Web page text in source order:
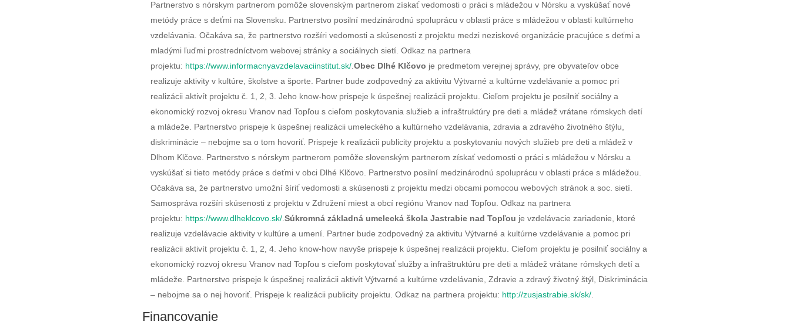
Partnerstvo s nórskym partnerom pomôže slovenským partnerom získať vedomosti o práci s mládežou v Nórsku a vyskúšať nové
metódy práce s deťmi na Slovensku. Partnerstvo posilní medzinárodnú spoluprácu v oblasti práce s mládežou v oblasti kultúrneho
vzdelávania. Očakáva sa, že partnerstvo rozšíri vedomosti a skúsenosti z projektu medzi neziskové organizácie pracujúce s deťmi a
mladými ľuďmi prostredníctvom webovej stránky a sociálnych sietí. Odkaz na partnera
projektu: https://www.informacnyavzdelavaciinstitut.sk/.Obec Dlhé Klčovo je predmetom verejnej správy, pre obyvateľov obce
realizuje aktivity v kultúre, školstve a športe. Partner bude zodpovedný za aktivitu Výtvarné a kultúrne vzdelávanie a pomoc pri
realizácii aktivít projektu č. 1, 2, 3. Jeho know-how prispeje k úspešnej realizácii projektu. Cieľom projektu je posilniť sociálny a
ekonomický rozvoj okresu Vranov nad Topľou s cieľom poskytovania služieb a infraštruktúry pre deti a mládež vrátane rómskych detí
a mládeže. Partnerstvo prispeje k úspešnej realizácii umeleckého a kultúrneho vzdelávania, zdravia a zdravého životného štýlu,
diskriminácie – nebojme sa o tom hovoriť. Prispeje k realizácii publicity projektu a poskytovaniu nových služieb pre deti a mládež v
Dlhom Klčove. Partnerstvo s nórskym partnerom pomôže slovenským partnerom získať vedomosti o práci s mládežou v Nórsku a
vyskúšať si tieto metódy práce s deťmi v obci Dlhé Klčovo. Partnerstvo posilní medzinárodnú spoluprácu v oblasti práce s mládežou.
Očakáva sa, že partnerstvo umožní šíriť vedomosti a skúsenosti z projektu medzi obcami pomocou webových stránok a soc. sietí.
Samospráva rozšíri skúsenosti z projektu v Združení miest a obcí regiónu Vranov nad Topľou. Odkaz na partnera
projektu: https://www.dlheklcovo.sk/.Súkromná základná umelecká škola Jastrabie nad Topľou je vzdelávacie zariadenie, ktoré
realizuje vzdelávacie aktivity v kultúre a umení. Partner bude zodpovedný za aktivitu Výtvarné a kultúrne vzdelávanie a pomoc pri
realizácii aktivít projektu č. 1, 2, 4. Jeho know-how navyše prispeje k úspešnej realizácii projektu. Cieľom projektu je posilniť sociálny a
ekonomický rozvoj okresu Vranov nad Topľou s cieľom poskytovať služby a infraštruktúru pre deti a mládež vrátane rómskych detí a
mládeže. Partnerstvo prispeje k úspešnej realizácii aktivít Výtvarné a kultúrne vzdelávanie, Zdravie a zdravý životný štýl, Diskriminácia
– nebojme sa o nej hovoriť. Prispeje k realizácii publicity projektu. Odkaz na partnera projektu: http://zusjastrabie.sk/sk/.
Financovanie